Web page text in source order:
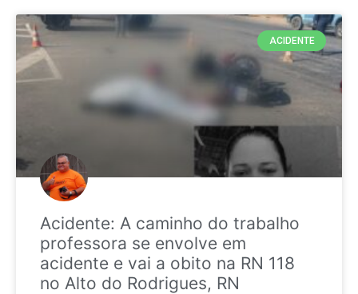
ACIDENTE
Acidente: A caminho do trabalho
professora se envolve em
acidente e vai a obito na RN 118
no Alto do Rodrigues, RN